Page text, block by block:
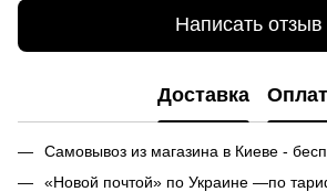
Написать отзыв
Доставка
Самовывоз из магазина в Киеве -
«Новой почтой» по Украине —по